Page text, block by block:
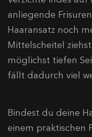
anliegende
Haaransatz noch
Mittelscheitel
möglichst tiefen
fällt dadurch viel
Bindest du deine
einem praktischen